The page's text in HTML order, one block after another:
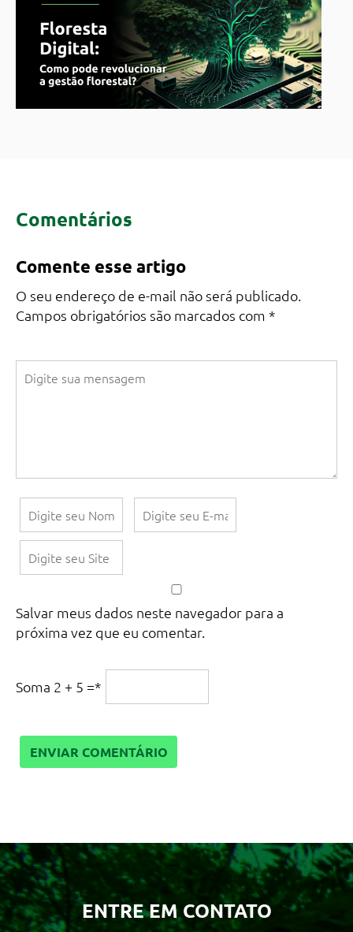
Comentários
Comente esse artigo
O seu endereço de e-mail não será publicado.
Campos obrigatórios são marcados com *
Salvar meus dados neste navegador para a
próxima vez que eu comentar.
Soma 2 + 5 =*
ENTRE EM CONTATO